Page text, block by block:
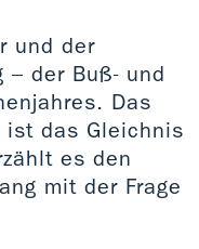
und der
– der Buß- und
Das
ist das Gleichnis
es den
mit der Frage